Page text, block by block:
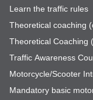
Learn the traffic rules
Theoretical coaching
Theoretical Coaching
Traffic Awareness
Motorcycle/Scooter
Mandatory basic